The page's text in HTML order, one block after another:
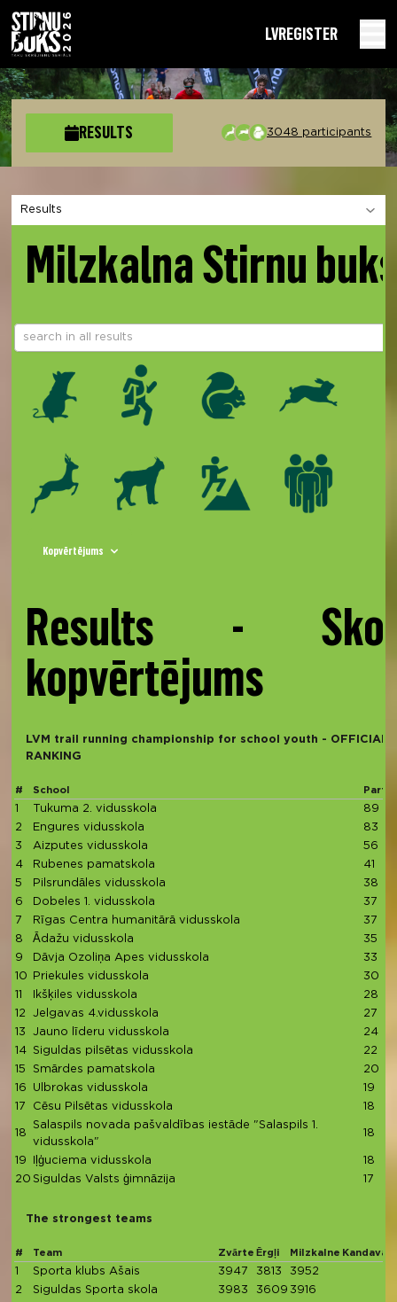
LVREGISTER
RESULTS 3048 participants
Choose a section
Milzkalna Stirnu buks
Kopvērtējums
Results -
kopvērtējums
LVM trail running championship for school youth - OFFICIAL
RANKING
# School
1 Tukuma 2. vidusskola
89
2
Engures vidusskola
83
3
Aizputes vidusskola
56
4
Rubenes pamatskola
41
5
Pilsrundāles vidusskola
38
6
Dobeles 1. vidusskola
37
7
Rīgas Centra humanitārā vidusskola
37
8
Ādažu vidusskola
35
9
Dāvja Ozoliņa Apes vidusskola
33
10
Priekules vidusskola
30
11
Ikšķiles vidusskola
28
12
Jelgavas 4.vidusskola
27
13
Jauno līderu vidusskola
24
14
Siguldas pilsētas vidusskola
22
15
Smārdes pamatskola
20
16
Ulbrokas vidusskola
19
17
Cēsu Pilsētas vidusskola 18
18
Salaspils novada pašvaldības iestāde "Salaspils 1.
vidusskola"
18
19 Iļģuciema vidusskola
18
20 Siguldas Valsts ģimnāzija 17
The strongest teams
# Team Zvārte Ērgļi Milzkalne Kandava
1 Sporta klubs Ašais 3947 3813 3952
2
Siguldas Sporta skola 3983 3609 3916